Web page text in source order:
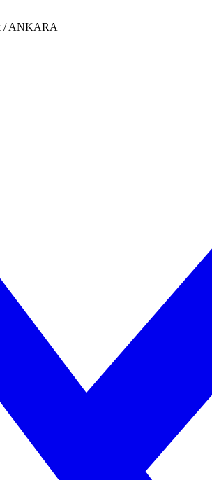
/ ANKARA